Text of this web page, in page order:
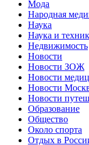
Мода
Народная
Наука
Наука и
Недвижимость
Новости
Новости ЗОЖ
Новости
Новости
Новости
Образование
Общество
Около спорта
Отдых в